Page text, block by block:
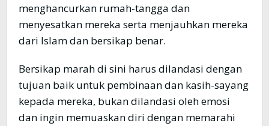
menghancurkan rumah-tangga dan
menyesatkan mereka serta menjauhkan mereka
dari Islam dan bersikap benar.
Bersikap marah di sini harus dilandasi dengan
tujuan baik untuk pembinaan dan kasih-sayang
kepada mereka, bukan dilandasi oleh emosi
dan ingin memuaskan diri dengan memarahi